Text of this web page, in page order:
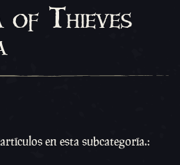
of Thieves
en esta subcategoría.: